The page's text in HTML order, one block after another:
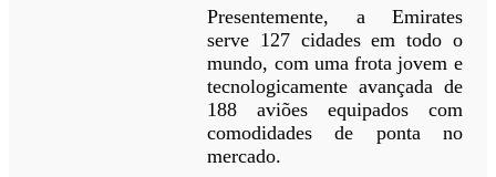
Presentemente, a Emirates
serve 127 cidades em todo o
mundo, com uma frota jovem e
tecnologicamente avançada de
188 aviões equipados com
comodidades de ponta no
mercado.